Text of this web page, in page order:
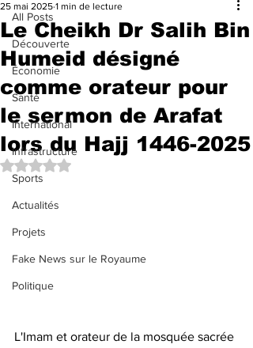
All Posts
Découverte
Économie
Santé
International
Infrastructure
Sports
Actualités
Projets
Fake News sur le Royaume
Politique
Le Cheikh Dr Salih Bin
Humeid désigné
comme orateur pour
le sermon de Arafat
lors du Hajj 1446-2025
25 mai 2025 1 min de lecture
Noté NaN étoiles sur 5.
L'Imam et orateur de la mosquée sacrée